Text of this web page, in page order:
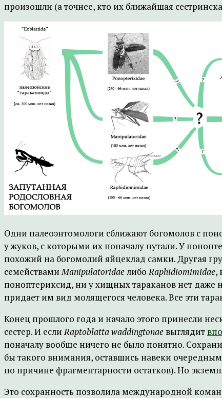
произошли (а точнее, кто их ближайшая
Одни палеоэнтомологи сближают богомолов с
у жуков, с которыми их поначалу путали. У
похожий на богомолий яйцеклад самки. Другая
семействамиManipulatoridaeлибоRaphidiomimidae,
поноптериксид, ни у хищных тараканов нет даже
придает им вид молящегося человека. Все эти
Конец прошлого года и начало этого принесли
сестер. И еслиRaptoblattawaddingtonae выглядит
поначалу вообще ничего не было понятно.
бы такого внимания, оставшись навеки очередным
по причине фрагментарности остатков). Но
Это сохранность позволила международной